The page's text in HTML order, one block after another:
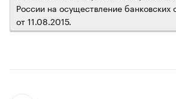
России на осуществление
от 11.08.2015.